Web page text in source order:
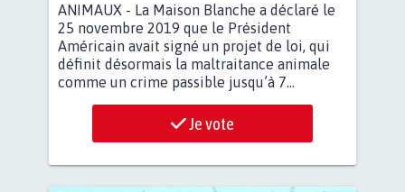
ANIMAUX - La Maison Blanche a déclaré le
25 novembre 2019 que le Président
Américain avait signé un projet de loi, qui
définit désormais la maltraitance animale
comme un crime passible jusqu’à 7...
Je vote